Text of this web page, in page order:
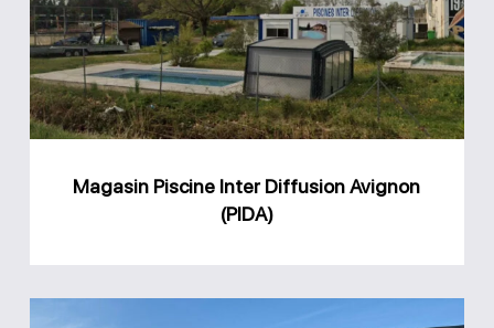
Diffusion
Avignon
(PIDA)
Magasin Piscine Inter Diffusion Avignon
(PIDA)